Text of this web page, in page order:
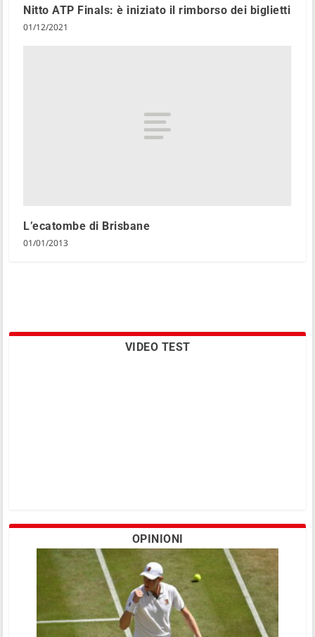
Nitto ATP Finals: è iniziato il rimborso dei biglietti
01/12/2021
L’ecatombe di Brisbane
01/01/2013
VIDEO TEST
OPINIONI